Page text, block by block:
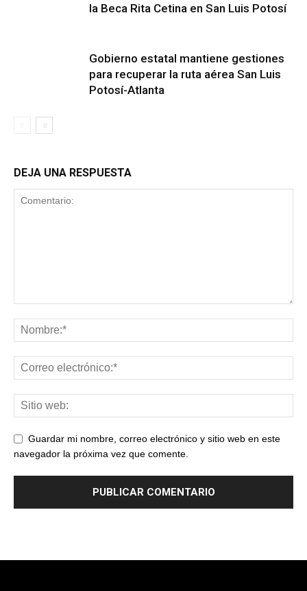
la Beca Rita Cetina en San Luis Potosí
Gobierno estatal mantiene gestiones
para recuperar la ruta aérea San Luis
Potosí-Atlanta
DEJA UNA RESPUESTA
Guardar mi nombre, correo electrónico y sitio web en este
navegador la próxima vez que comente.